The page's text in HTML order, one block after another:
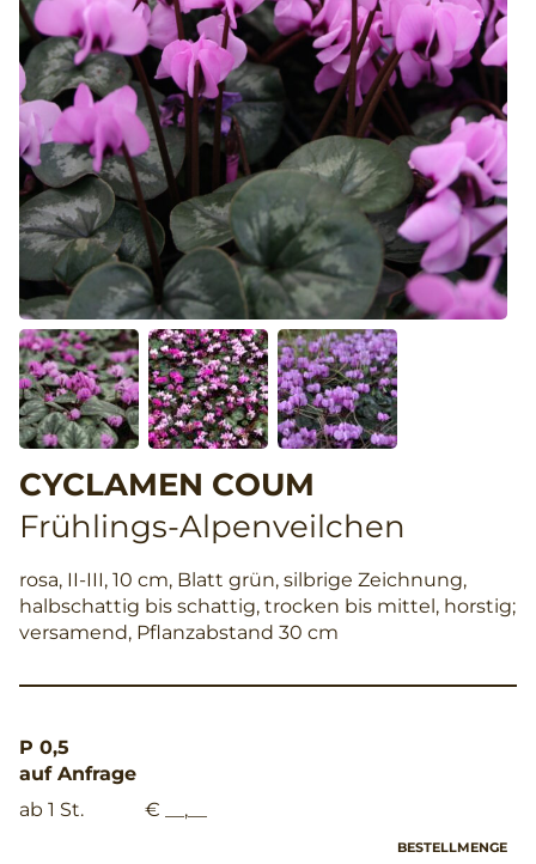
CYCLAMEN COUM
Frühlings-Alpenveilchen
rosa, II-III, 10 cm, Blatt grün, silbrige Zeichnung,
halbschattig bis schattig, trocken bis mittel, horstig;
versamend, Pflanzabstand 30 cm
P 0,5
auf Anfrage
ab 1 St.
€ __,__
BESTELLMENGE